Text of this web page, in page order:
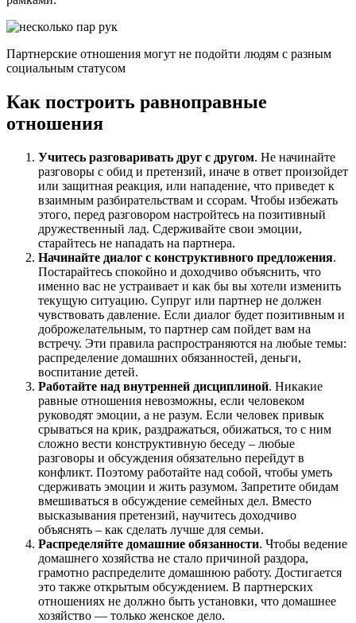
Партнерские отношения могут не подойти людям с разным
социальным статусом
Как построить равноправные
отношения
Учитесь разговаривать друг с другом. Не начинайте
разговоры с обид и претензий, иначе в ответ произойдет
или защитная реакция, или нападение, что приведет к
взаимным разбирательствам и ссорам. Чтобы избежать
этого, перед разговором настройтесь на позитивный
дружественный лад. Сдерживайте свои эмоции,
старайтесь не нападать на партнера.
Начинайте диалог с конструктивного предложения.
Постарайтесь спокойно и доходчиво объяснить, что
именно вас не устраивает и как бы вы хотели изменить
текущую ситуацию. Супруг или партнер не должен
чувствовать давление. Если диалог будет позитивным и
доброжелательным, то партнер сам пойдет вам на
встречу. Эти правила распространяются на любые темы:
распределение домашних обязанностей, деньги,
воспитание детей.
Работайте над внутренней дисциплиной. Никакие
равные отношения невозможны, если человеком
руководят эмоции, а не разум. Если человек привык
срываться на крик, раздражаться, обижаться, то с ним
сложно вести конструктивную беседу – любые
разговоры и обсуждения обязательно перейдут в
конфликт. Поэтому работайте над собой, чтобы уметь
сдерживать эмоции и жить разумом. Запретите обидам
вмешиваться в обсуждение семейных дел. Вместо
высказывания претензий, научитесь доходчиво
объяснять – как сделать лучше для семьи.
Распределяйте домашние обязанности. Чтобы ведение
домашнего хозяйства не стало причиной раздора,
грамотно распределите домашнюю работу. Достигается
это также открытым обсуждением. В партнерских
отношениях не должно быть установки, что домашнее
хозяйство — только женское дело.